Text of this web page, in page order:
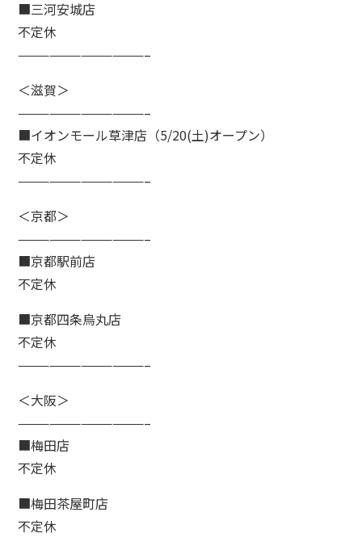
■三河安城店
不定休
————————————–
＜滋賀＞
————————————–
■イオンモール草津店（5/20(土)オープン）
不定休
————————————–
＜京都＞
————————————–
■京都駅前店
不定休
■京都四条烏丸店
不定休
————————————–
＜大阪＞
————————————–
■梅田店
不定休
■梅田茶屋町店
不定休